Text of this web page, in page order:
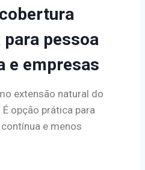
pessoa
e empresas
extensão natural do
opção prática para
e menos